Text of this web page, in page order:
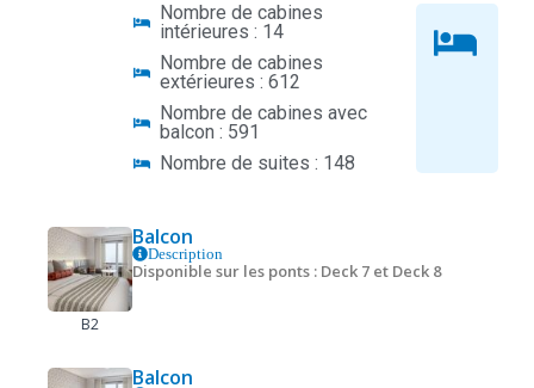
Nombre de cabines
intérieures : 14
Nombre de cabines
extérieures : 612
Nombre de cabines avec
balcon : 591
Nombre de suites : 148
B2
Balcon
Description
Disponible sur les ponts : Deck 7 et Deck 8
Balcon